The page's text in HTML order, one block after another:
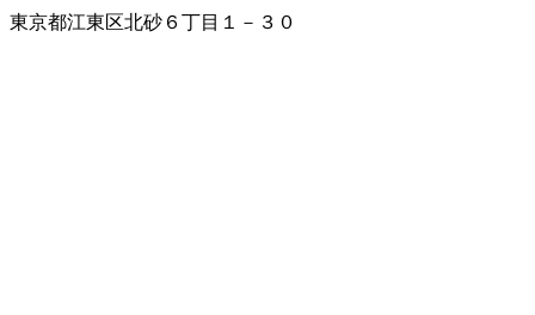
東京都江東区北砂６丁目１－３０